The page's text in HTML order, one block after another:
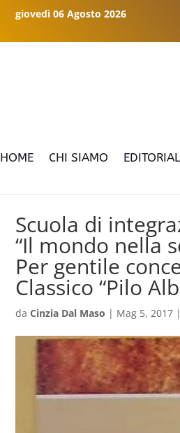
giovedì 06 Agosto 2026
HOME CHI SIAMO
Scuola di
“Il mondo nella
Per gentile
Classico “Pilo
daCinzia Dal Maso | Mag 5, 2017